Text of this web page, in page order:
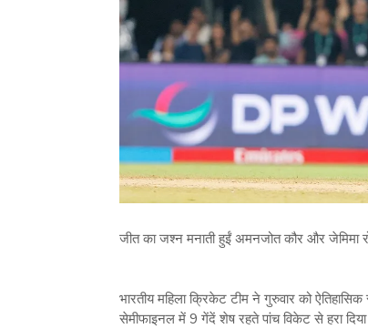
जीत का जश्‍न मनाती हुईं अमनजोत कौर और जेमिमा
भारतीय महिला क्रिकेट टीम ने गुरुवार को
सेमीफाइनल में 9 गेंदें शेष रहते पांच विकेट से हरा